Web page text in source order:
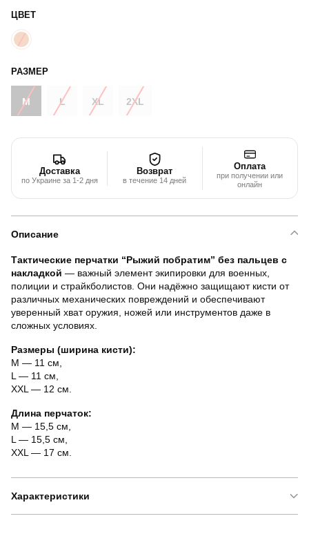
ЦВЕТ
РАЗМЕР
M L XL 2XL
Доставка
по Украине за 1-2 дня
Возврат
в течение 14 дней
Оплата
при получении или
онлайн
Описание
Тактические перчатки “Рыжий побратим” без пальцев с
накладкой — важный элемент экипировки для военных,
полиции и страйкболистов. Они надёжно защищают кисти от
различных механических повреждений и обеспечивают
уверенный хват оружия, ножей или инструментов даже в
сложных условиях.
Размеры (ширина кисти):
M — 11 см,
L — 11 см,
XXL — 12 см.
Длина перчаток:
M — 15,5 см,
L — 15,5 см,
XXL — 17 см.
Характеристики